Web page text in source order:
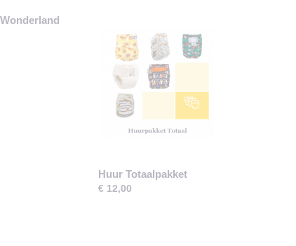
Huur Totaalpakket
€ 12,00